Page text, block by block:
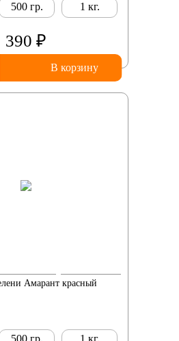
500 гр. 1 кг.
390 ₽
В корзину
Амарант красный
500 гр. 1 кг.